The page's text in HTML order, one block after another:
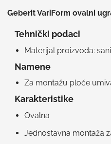
Geberit VariForm ovalni
Tehnički podaci
Materijal proizvoda:
Namene
Za montažu ploče
Karakteristike
Ovalna
Jednostavna montaža